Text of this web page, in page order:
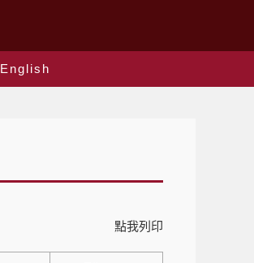
English
點我列印